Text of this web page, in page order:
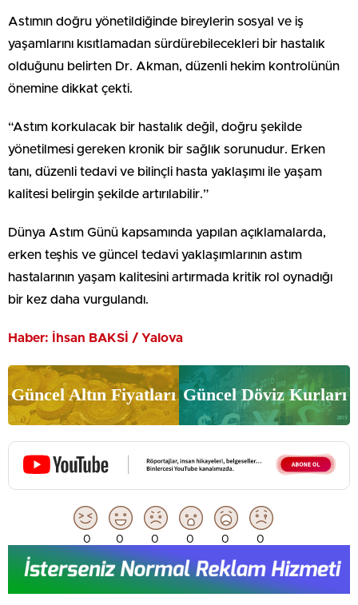
Astımın doğru yönetildiğinde bireylerin sosyal ve iş
yaşamlarını kısıtlamadan sürdürebilecekleri bir hastalık
olduğunu belirten Dr. Akman, düzenli hekim kontrolünün
önemine dikkat çekti.
“Astım korkulacak bir hastalık değil, doğru şekilde
yönetilmesi gereken kronik bir sağlık sorunudur. Erken
tanı, düzenli tedavi ve bilinçli hasta yaklaşımı ile yaşam
kalitesi belirgin şekilde artırılabilir.”
Dünya Astım Günü kapsamında yapılan açıklamalarda,
erken teşhis ve güncel tedavi yaklaşımlarının astım
hastalarının yaşam kalitesini artırmada kritik rol oynadığı
bir kez daha vurgulandı.
Haber: İhsan BAKSİ / Yalova
Güncel Altın Fiyatları Güncel Döviz Kurları
0 0 0 0 0 0